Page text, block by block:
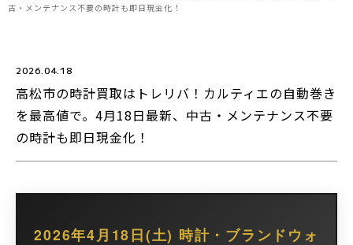
古・メンテナンス不要の時計も即日現金化！
高松市の時計買取はトレリバ！カルティエの自動巻き
を最高値で。4月18日最新、中古・メンテナンス不要
の時計も即日現金化！
2026.04.18
2026年4月18日(土) 時計・ブランドウォ